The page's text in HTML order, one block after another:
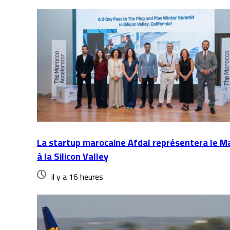
La startup marocaine Afdal représentera le
à la Silicon Valley
il y a 16 heures